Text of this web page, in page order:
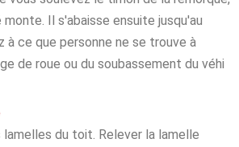
Il s'abaisse ensuite jusqu'au
à ce que personne ne se trouve à
de roue ou du soubassement du véhi
du toit. Relever la lamelle